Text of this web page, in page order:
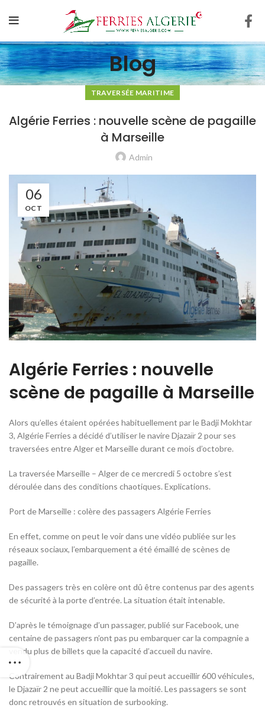
Blog
TRAVERSÉE MARITIME
Algérie Ferries : nouvelle scène de pagaille
à Marseille
Admin
06
OCT
Algérie Ferries : nouvelle
scène de pagaille à Marseille
Alors qu’elles étaient opérées habituellement par le Badji Mokhtar
3, Algérie Ferries a décidé d’utiliser le navire Djazaïr 2 pour ses
traversées entre Alger et Marseille durant ce mois d’octobre.
La traversée Marseille – Alger de ce mercredi 5 octobre s’est
déroulée dans des conditions chaotiques. Explications.
Port de Marseille : colère des passagers Algérie Ferries
En effet, comme on peut le voir dans une vidéo publiée sur les
réseaux sociaux, l’embarquement a été émaillé de scènes de
pagaille.
Des passagers très en colère ont dû être contenus par des agents
de sécurité à la porte d’entrée. La situation était intenable.
D’après le témoignage d’un passager, publié sur Facebook, une
centaine de passagers n’ont pas pu embarquer car la compagnie a
vendu plus de billets que la capacité d’accueil du navire.
Contrairement au Badji Mokhtar 3 qui peut accueillir 600 véhicules,
le Djazaïr 2 ne peut accueillir que la moitié. Les passagers se sont
donc retrouvés en situation de surbooking.